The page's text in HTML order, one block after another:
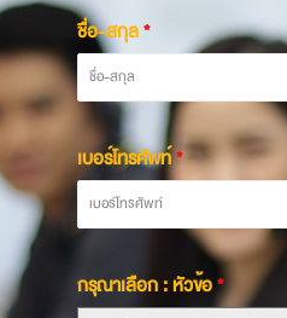
ชื่อ-สกุล*
เบอร์โทรศัพท์*
กรุณาเลือก : หัวข้อ*